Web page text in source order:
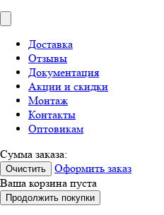
Доставка
Отзывы
Документация
Акции и скидки
Монтаж
Контакты
Оптовикам
Сумма заказа:
Очистить
Оформить заказ
Ваша корзина пуста
Продолжить покупки